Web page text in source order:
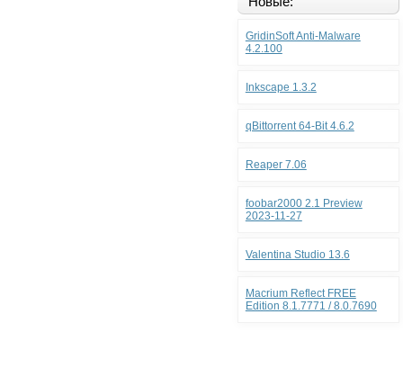
GridinSoft Anti-Malware
4.2.100
Inkscape 1.3.2
qBittorrent 64-Bit 4.6.2
Reaper 7.06
foobar2000 2.1 Preview
2023-11-27
Valentina Studio 13.6
Macrium Reflect FREE
Edition 8.1.7771 / 8.0.7690